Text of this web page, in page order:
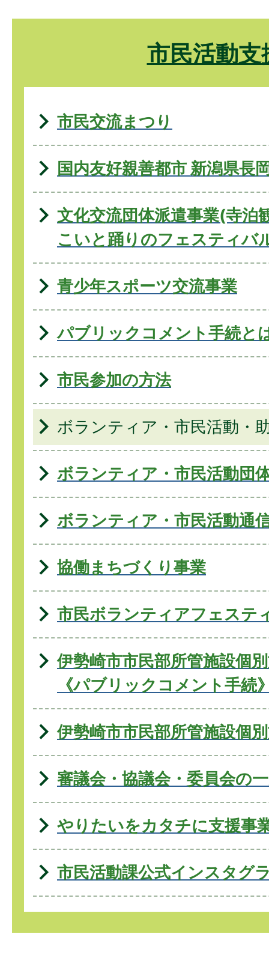
市民活動支
市民交流まつり
国内友好親善都市 新潟県長
文化交流団体派遣事業(寺泊
こいと踊りのフェスティバ
青少年スポーツ交流事業
パブリックコメント手続と
市民参加の方法
ボランティア・市民活動・
ボランティア・市民活動団
ボランティア・市民活動通
協働まちづくり事業
市民ボランティアフェステ
伊勢崎市市民部所管施設個
《パブリックコメント手続
伊勢崎市市民部所管施設個
審議会・協議会・委員会の
やりたいをカタチに支援事
市民活動課公式インスタグ